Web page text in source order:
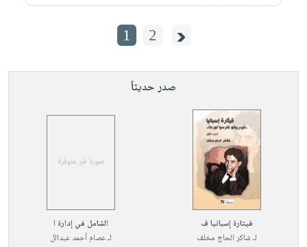
1 2
صدر حديثاً
قيثارة إسبانيا ف
لـشاكر الحاج مخلف
الشامل في إدارة ا
لـعصام أحمد عبدالل